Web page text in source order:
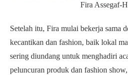
Fira Assegaf-
Setelah itu, Fira mulai bekerja sama
kecantikan dan fashion, baik lokal
sering diundang untuk menghadiri
peluncuran produk dan fashion